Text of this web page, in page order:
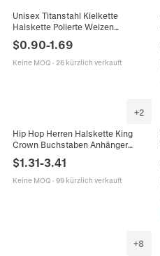
Unisex Titanstahl Kielkette
Halskette Polierte Weizen
Geflochtene Gliederkette Schmuck
Hypoallergen Alltag Casual
Halsschmuck
$0.90-1.69
Keine MOQ · 26 kürzlich verkauft
+2
Hip Hop Herren Halskette King
Crown Buchstaben Anhänger
Kubanische Gliederkette Schmuck
Geschenk
$1.31-3.41
Keine MOQ · 99 kürzlich verkauft
+8